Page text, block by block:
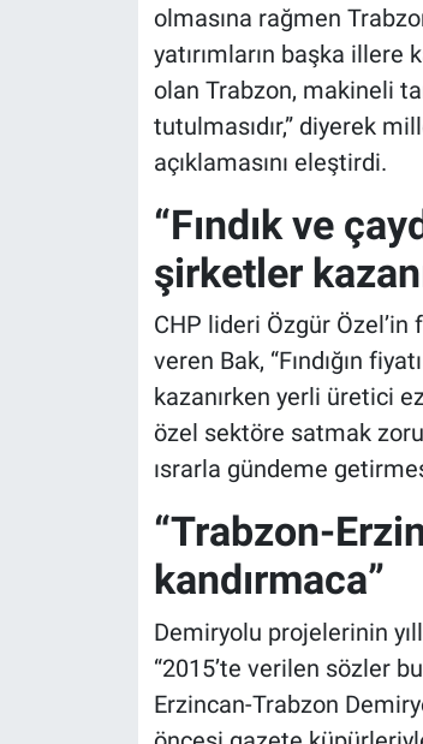
olmasına rağmen
yatırımların başka illere
olan Trabzon, makineli
tutulmasıdır,” diyerek
açıklamasını eleştirdi.
“Fındık ve
şirketler
CHP lideri Özgür
veren Bak, “Fındığın
kazanırken yerli üretici
özel sektöre satmak
ısrarla gündeme
“Trabzon-
kandırmaca”
Demiryolu projelerinin
“2015’te verilen sözler
Erzincan-Trabzon